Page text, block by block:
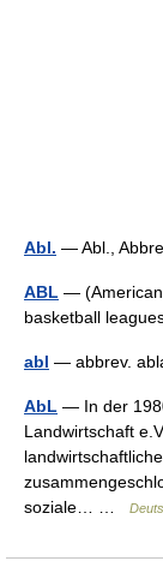
Abl. — Abl.,
ABL — (American
basketball
abl — abbrev.
AbL — In der
Landwirtschaft
soziale… …